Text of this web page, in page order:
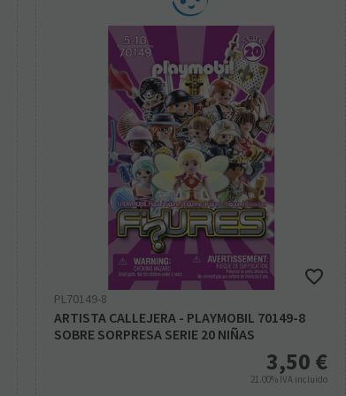
PL70149-8
ARTISTA CALLEJERA - PLAYMOBIL 70149-8
SOBRE SORPRESA SERIE 20 NIÑAS
3,50 €
21.00% IVA incluido